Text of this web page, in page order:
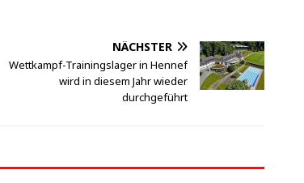
NÄCHSTER
Wettkampf-Trainingslager in Hennef
wird in diesem Jahr wieder
durchgeführt